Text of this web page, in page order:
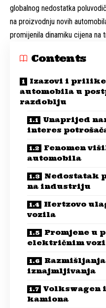
globalnog nedostatka
na proizvodnju novih
promijenila dinamiku cijena na
Contents
Izazovi i
automobila u
razdoblju
Unaprijed
interes
Fenomen
automobila
Nedostatak
na industriju
Hertzovo
vozila
Promjene u
električnim
iznajmljivanja
kamiona